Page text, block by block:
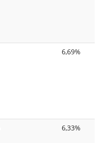
6,69%
6,33%